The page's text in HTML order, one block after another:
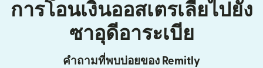
การโอนเงินออสเตรเลียไปยัง
ซาอุดีอาระเบีย
คำถามที่พบบ่อยของ Remitly